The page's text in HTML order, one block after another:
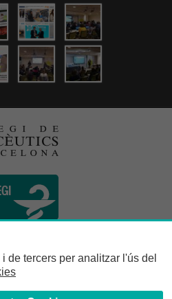
de tercers per analitzar l'ús del